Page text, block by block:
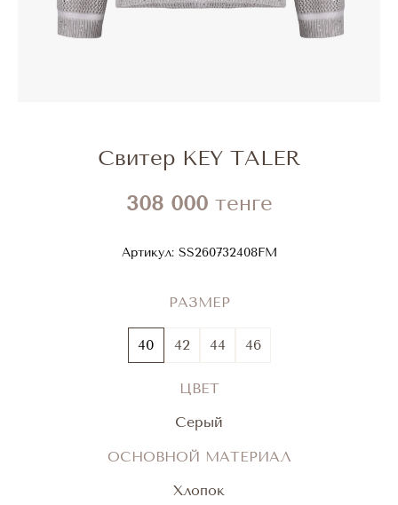
Свитер KEY TALER
308 000 тенге
Артикул:SS260732408FM
РАЗМЕР
40 42 44 46
ЦВЕТ
Серый
ОСНОВНОЙ МАТЕРИАЛ
Хлопок